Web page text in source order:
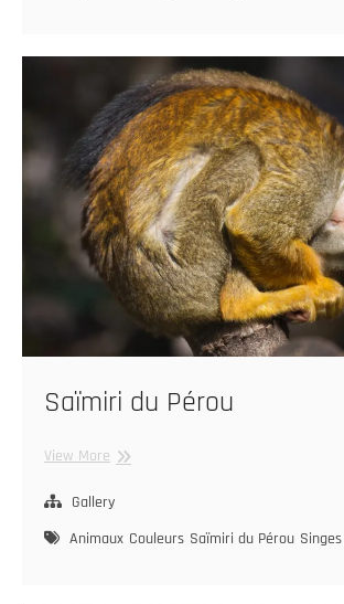
Saïmiri du Pérou
View More Saïmiri
Pérou
Gallery
Animaux Couleurs Saïmiri du Pérou Singes